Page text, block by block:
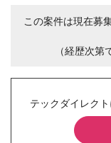
この案件は現在募
（経歴次第
テックダイレク